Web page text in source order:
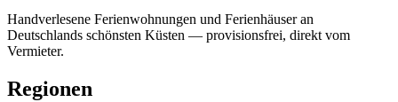
Handverlesene Ferienwohnungen und Ferienhäuser an
Deutschlands schönsten Küsten — provisionsfrei, direkt vom
Vermieter.
Regionen